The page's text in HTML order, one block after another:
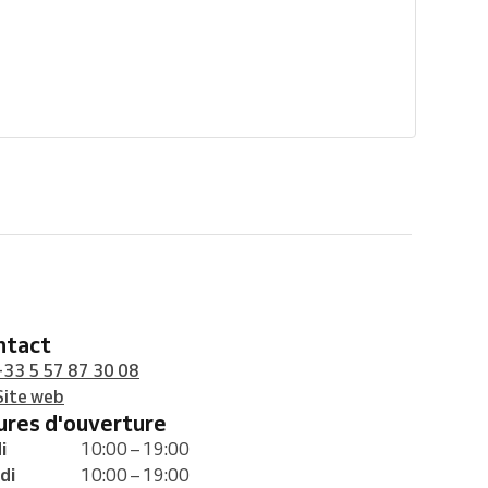
5 57 87 30 08
web
d'ouverture
10:00 – 19:00
10:00 – 19:00